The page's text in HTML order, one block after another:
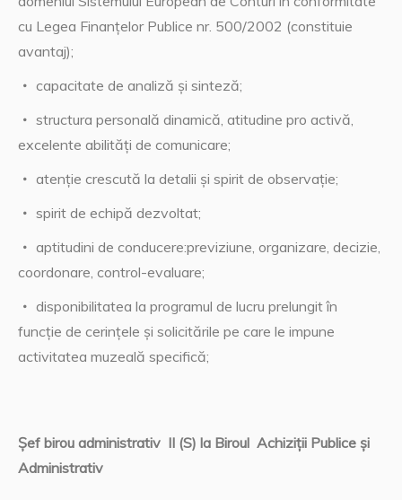
cu Legea Finanţelor Publice nr. 500/2002 (constituie
avantaj);
capacitate de analiză și sinteză;
structura personală dinamică, atitudine pro activă,
excelente abilități de comunicare;
atenție crescută la detalii și spirit de observație;
spirit de echipă dezvoltat;
aptitudini de conducere:previziune, organizare, decizie,
coordonare, control-evaluare;
disponibilitatea la programul de lucru prelungit în
funcţie de cerinţele şi solicitările pe care le impune
activitatea muzeală specifică;
Șef birou administrativ II (S) la Biroul Achiziții Publice și
Administrativ